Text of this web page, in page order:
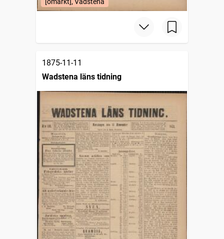
1875-11-11
Wadstena läns tidning